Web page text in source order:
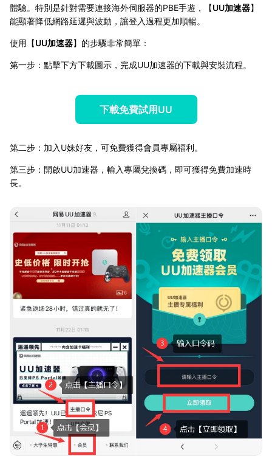
體驗。特別是針對需要連接海外伺服器的PBE手遊，【UU加速器】
能顯著降低網路延遲與波動，讓登入過程更加順暢。
使用【UU加速器】的步驟非常簡單：
第一步：點擊下方下載圖示，完成UU加速器的下載與安裝流程。
下載免費試用UU
第二步：加入U妹好友，可免費獲得會員專屬福利。
第三步：開啟UU加速器，輸入專屬兌換碼，即可獲得免費加速時
長。